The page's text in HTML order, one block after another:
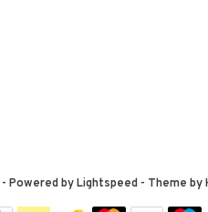
- Powered byLightspeed- Theme by